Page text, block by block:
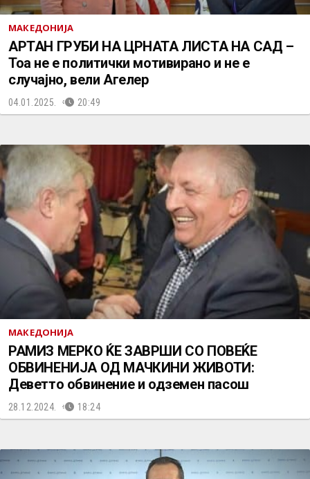
МАКЕДОНИЈА
АРТАН ГРУБИ НА ЦРНАТА ЛИСТА НА САД –
Тоа не е политички мотивирано и не е
случајно, вели Агелер
04.01.2025. 20:49
МАКЕДОНИЈА
РАМИЗ МЕРКО ЌЕ ЗАВРШИ СО ПОВЕЌЕ
ОБВИНЕНИЈА ОД МАЧКИНИ ЖИВОТИ:
Деветто обвинение и одземен пасош
28.12.2024. 18:24